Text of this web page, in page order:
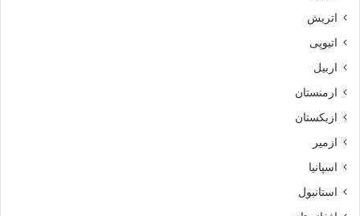
اتریش
اتیوپی
اربیل
ارمنستان
ازبکستان
ازمیر
اسپانیا
استانبول